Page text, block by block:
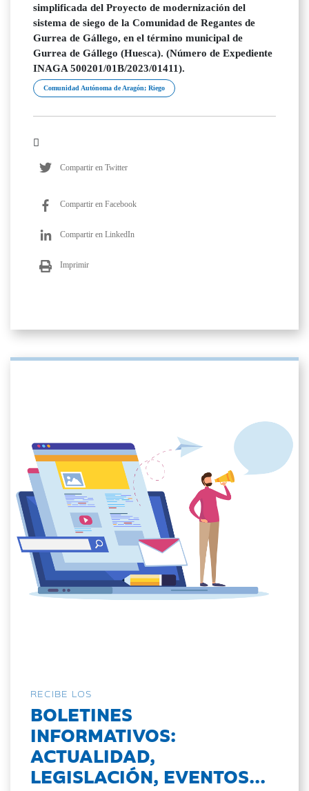
simplificada del Proyecto de modernización del
sistema de siego de la Comunidad de Regantes de
Gurrea de Gállego, en el término municipal de
Gurrea de Gállego (Huesca). (Número de Expediente
INAGA 500201/01B/2023/01411).
Comunidad Autónoma de Aragón; Riego
Compartir en Twitter
Compartir en Facebook
Compartir en LinkedIn
Imprimir
RECIBE LOS
BOLETINES
INFORMATIVOS:
ACTUALIDAD,
LEGISLACIÓN, EVENTOS...